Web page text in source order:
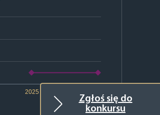
Zgłoś się do
konkursu
2025